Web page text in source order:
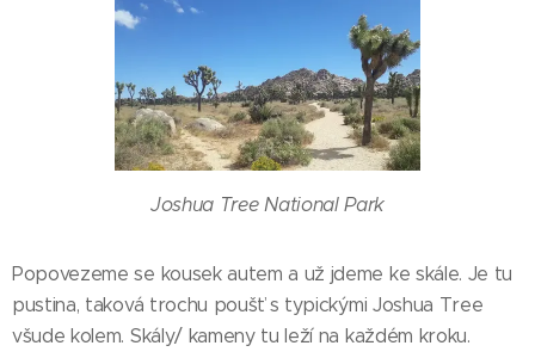
Joshua Tree National Park
Popovezeme se kousek autem a už jdeme ke skále. Je tu
pustina, taková trochu poušť s typickými Joshua Tree
všude kolem. Skály/ kameny tu leží na každém kroku.